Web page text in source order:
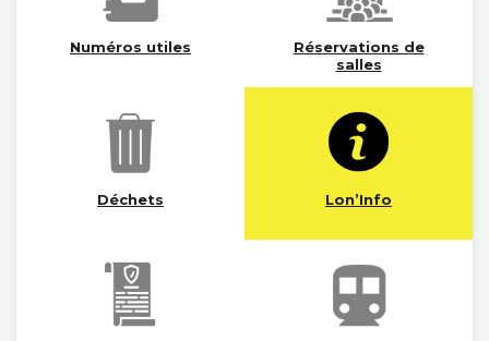
Numéros utiles
Réservations de
salles
Déchets Lon’Info